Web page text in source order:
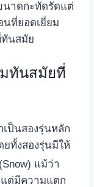
นาดกะทัดรัดแต่
นที่ยอดเยี่ยม
นสมัย
ทันสมัยที่
เป็นสองรุ่นหลัก
ยทั้งสองรุ่นมีให้
แม้ว่า
แต่มีความแตก